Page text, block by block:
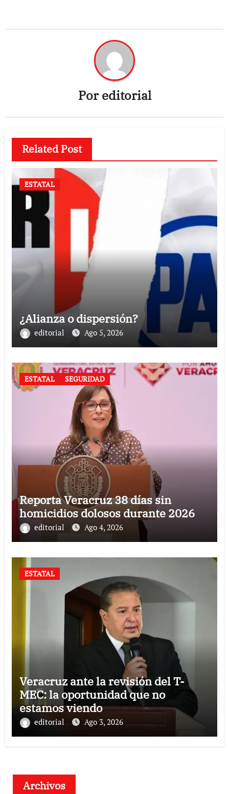
Poreditorial
Related Post
ESTATAL
¿Alianza o dispersión?
editorial Ago 5, 2026
ESTATAL SEGURIDAD
Reporta Veracruz 38 días sin
homicidios dolosos durante 2026
editorial Ago 4, 2026
ESTATAL
Veracruz ante la revisión del T-
MEC: la oportunidad que no
estamos viendo
editorial Ago 3, 2026
Archivos